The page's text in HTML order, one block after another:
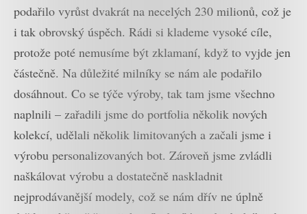
podařilo vyrůst dvakrát na necelých 230 milionů, což je
i tak obrovský úspěch. Rádi si klademe vysoké cíle,
protože poté nemusíme být zklamaní, když to vyjde jen
částečně. Na důležité milníky se nám ale podařilo
dosáhnout. Co se týče výroby, tak tam jsme všechno
naplnili – zařadili jsme do portfolia několik nových
kolekcí, udělali několik limitovaných a začali jsme i
výrobu personalizovaných bot. Zároveň jsme zvládli
naškálovat výrobu a dostatečně naskladnit
nejprodávanější modely, což se nám dřív ne úplně